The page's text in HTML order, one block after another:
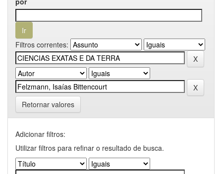
Filtros correntes:
Retornar valores
Adicionar filtros:
Utilizar filtros para refinar o resultado de busca.